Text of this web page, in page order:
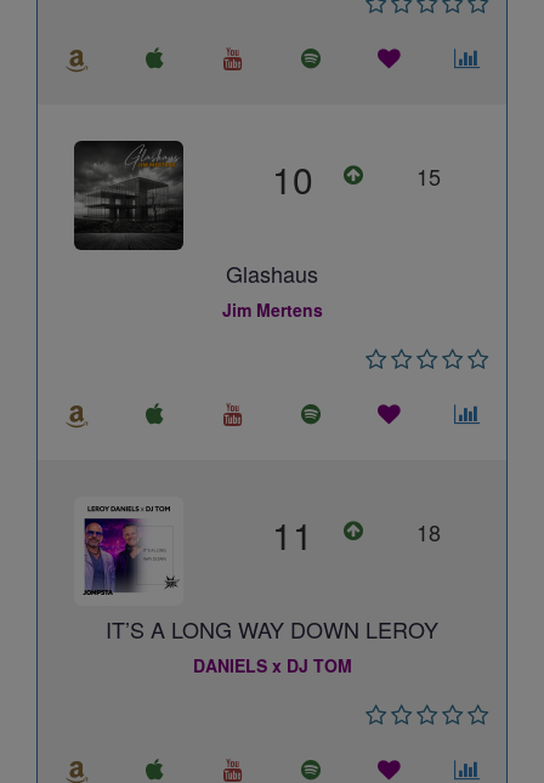
10 15
Glashaus
Jim Mertens
11 18
IT’S A LONG WAY DOWN LEROY
DANIELS x DJ TOM